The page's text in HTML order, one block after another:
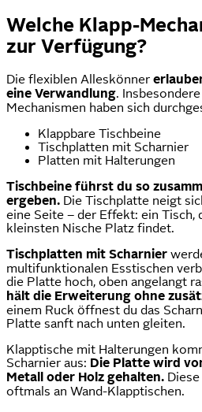
Welche Klapp-
zur Verfügung?
Die flexiblen Alleskönner
eine Verwandlung.
Mechanismen haben sich
Klappbare Tischbeine
Tischplatten mit Scharnier
Platten mit Halterungen
Tischbeine führst du so
ergeben. Die Tischplatte neigt
eine Seite – der Effekt: ein Tisch,
kleinsten Nische Platz findet.
Tischplatten mit Scharnier
multifunktionalen Esstischen
die Platte hoch, oben angelangt
hält die Erweiterung ohne
einem Ruck öffnest du das
Platte sanft nach unten gleiten.
Klapptische mit Halterungen
Scharnier aus: Die Platte wird
Metall oder Holz gehalten.
oftmals an Wand-Klapptischen.